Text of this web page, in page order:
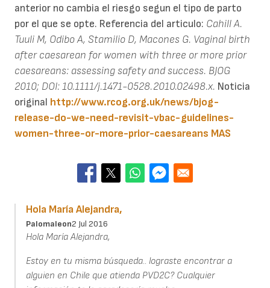
anterior no cambia el riesgo segun el tipo de parto
por el que se opte. Referencia del articulo: Cahill A.
Tuuli M, Odibo A, Stamilio D, Macones G. Vaginal birth
after caesarean for women with three or more prior
caesareans: assessing safety and success. BJOG
2010; DOI: 10.1111/j.1471-0528.2010.02498.x. Noticia
original http://www.rcog.org.uk/news/bjog-
release-do-we-need-revisit-vbac-guidelines-
women-three-or-more-prior-caesareans MAS
Hola María Alejandra,
Palomaleon2 Jul 2016
Hola María Alejandra,
Estoy en tu misma búsqueda.. lograste encontrar a
alguien en Chile que atienda PVD2C? Cualquier